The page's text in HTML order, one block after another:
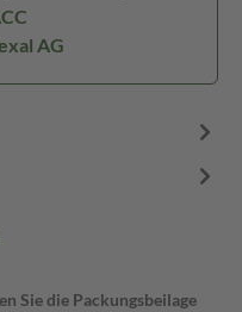
AG
Sie die Packungsbeilage